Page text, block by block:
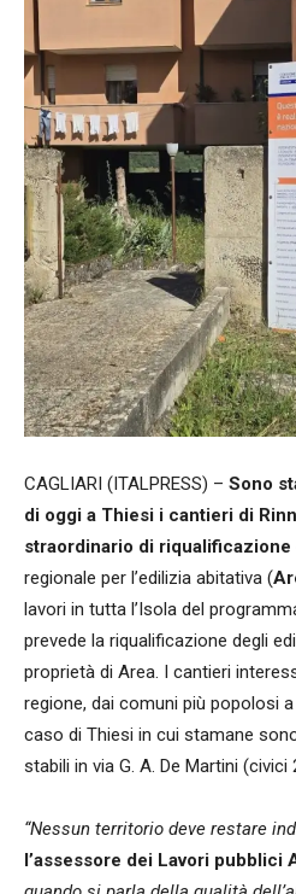
CAGLIARI (ITALPRESS) – Sono
di oggi a Thiesi i cantieri di
straordinario di riqualificazione
regionale per l’edilizia abitativa (
lavori in tutta l’Isola del
prevede la riqualificazione degli
proprietà di Area. I cantieri
regione, dai comuni più popolosi
caso di Thiesi in cui stamane
stabili in via G. A. De Martini (civici
“Nessun territorio deve restare
l’assessore dei Lavori pubblici